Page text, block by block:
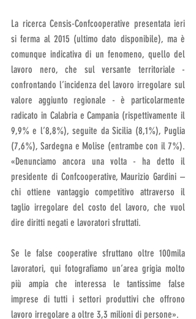
La ricerca Censis-Confcooperative presentata ieri
si ferma al 2015 (ultimo dato disponibile), ma è
comunque indicativa di un fenomeno, quello del
lavoro nero, che sul versante territoriale -
confrontando l’incidenza del lavoro irregolare sul
valore aggiunto regionale - è particolarmente
radicato in Calabria e Campania (rispettivamente il
9,9% e l’8,8%), seguite da Sicilia (8,1%), Puglia
(7,6%), Sardegna e Molise (entrambe con il 7%).
«Denunciamo ancora una volta - ha detto il
presidente di Confcooperative, Maurizio Gardini –
chi ottiene vantaggio competitivo attraverso il
taglio irregolare del costo del lavoro, che vuol
dire diritti negati e lavoratori sfruttati.
Se le false cooperative sfruttano oltre 100mila
lavoratori, qui fotografiamo un’area grigia molto
più ampia che interessa le tantissime false
imprese di tutti i settori produttivi che offrono
lavoro irregolare a oltre 3,3 milioni di persone».